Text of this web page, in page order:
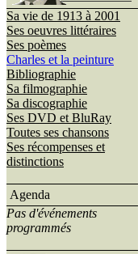
Sa vie de 1913 à 2001
Ses oeuvres littéraires
Ses poèmes
Charles et la peinture
Bibliographie
Sa filmographie
Sa discographie
Ses DVD et BluRay
Toutes ses chansons
Ses récompenses et
distinctions
Agenda
Pas d'événements
programmés